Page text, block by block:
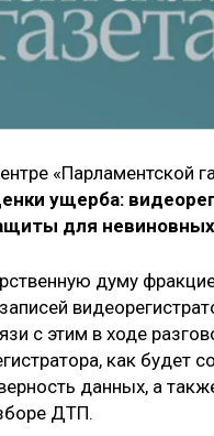
«Парламентской
ущерба:
для
думу
с этим в ходе
как будет
данных, а
ДТП.